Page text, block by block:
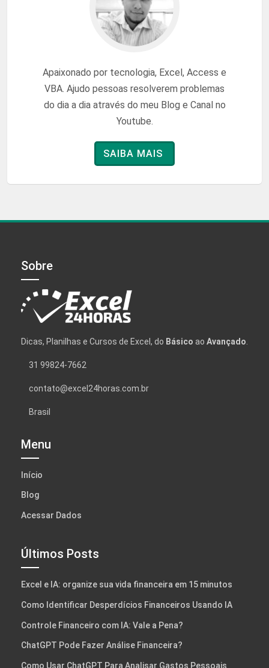
Apaixonado por tecnologia, Excel, Access e
VBA. Ajudo pessoas resolverem problemas
do dia a dia através do meu Blog e Canal no
Youtube.
SAIBA MAIS
Sobre
Dicas, Planilhas e Cursos de Excel, do Básico ao Avançado
31 99824-7662
contato@excel24horas.com.br
Brasil
Menu
Início
Blog
Acessar Dados
Últimos Posts
Excel e IA: organize sua vida financeira em 15 minutos
Como Identificar Desperdícios Financeiros Usando IA
Controle Financeiro com IA: Vale a Pena?
ChatGPT Pode Fazer Análise Financeira?
Como Usar ChatGPT Para Analisar Gastos Pessoais